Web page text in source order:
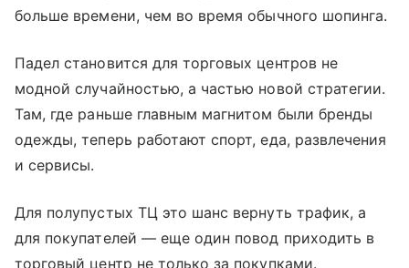
больше времени, чем во время обычного шопинга.
Падел становится для торговых центров не
модной случайностью, а частью новой стратегии.
Там, где раньше главным магнитом были бренды
одежды, теперь работают спорт, еда, развлечения
и сервисы.
Для полупустых ТЦ это шанс вернуть трафик, а
для покупателей — еще один повод приходить в
торговый центр не только за покупками.